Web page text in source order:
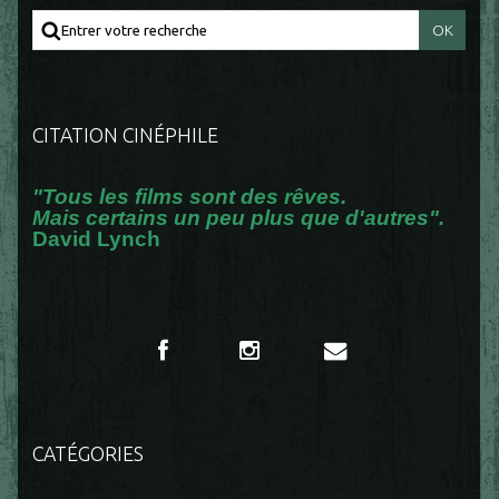
CITATION CINÉPHILE
"Tous les films sont des rêves.
Mais certains un peu plus que d'autres".
David Lynch
CATÉGORIES